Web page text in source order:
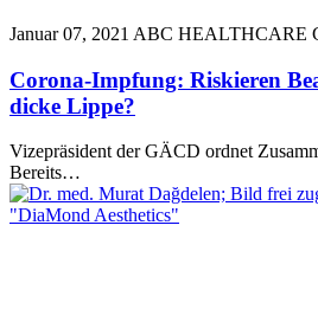
Januar 07, 2021 ABC HEALTHCARE
Corona-Impfung: Riskieren
dicke Lippe?
Vizepräsident der GÄCD ordnet
Bereits…